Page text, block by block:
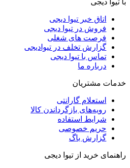
با تیوا دیجی
اتاق خبر تیوا دیجی
فروش در تیوا دیجی
فرصت های شغلی
گزارش تخلف در تیوادیجی
تماس با تیوا دیجی
درباره ما
خدمات مشتریان
استعلام گارانتی
رویه‌های بازگرداندن کالا
شرایط استفاده
حریم خصوصی
گزارش باگ
راهنمای خرید از تیوا دیجی